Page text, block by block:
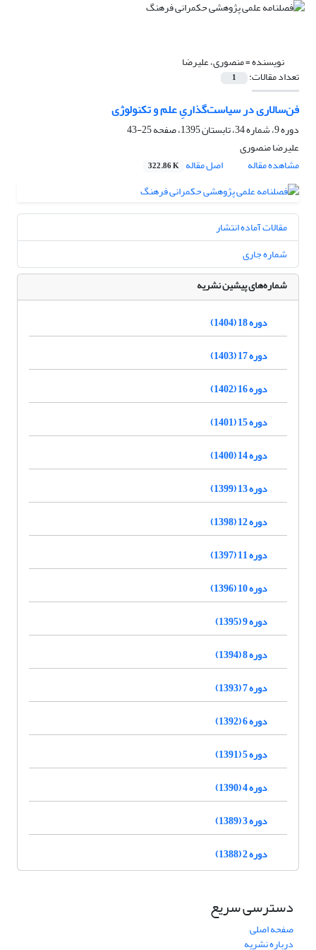
نویسنده =منصوری، علیرضا
تعداد مقالات: 1
فن‌سالاری در سیاست‌گذاریِ علم و تکنولوژی
دوره 9، شماره 34، تابستان 1395، صفحه
25-43
علیرضا منصوری
مشاهده مقاله
اصل مقاله 322.86 K
مقالات آماده انتشار
شماره جاری
شماره‌های پیشین نشریه
دوره 18 (1404)
دوره 17 (1403)
دوره 16 (1402)
دوره 15 (1401)
دوره 14 (1400)
دوره 13 (1399)
دوره 12 (1398)
دوره 11 (1397)
دوره 10 (1396)
دوره 9 (1395)
دوره 8 (1394)
دوره 7 (1393)
دوره 6 (1392)
دوره 5 (1391)
دوره 4 (1390)
دوره 3 (1389)
دوره 2 (1388)
دسترسی سریع
صفحه اصلی
درباره نشریه